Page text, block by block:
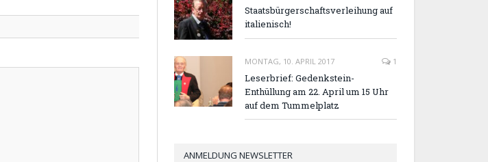
Staatsbürgerschaftsverleihung auf
italienisch!
MONTAG, 10. APRIL 2017 1
Leserbrief: Gedenkstein-
Enthüllung am 22. April um 15 Uhr
auf dem Tummelplatz
ANMELDUNG NEWSLETTER